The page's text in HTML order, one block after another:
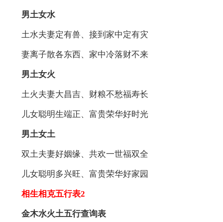
男土女水
土水夫妻定有兽、接到家中定有灾
妻离子散各东西、家中冷落财不来
男土女火
土火夫妻大昌吉、财粮不愁福寿长
儿女聪明生端正、富贵荣华好时光
男土女土
双土夫妻好姻缘、共欢一世福双全
儿女聪明多兴旺、富贵荣华好家园
相生相克五行表2
金木水火土五行查询表